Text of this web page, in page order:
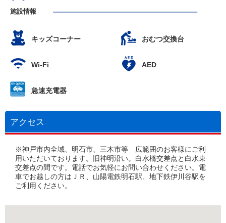
施設情報
キッズコーナー おむつ交換台
Wi-Fi AED
急速充電器
アクセス
※神戸市内全域、明石市、三木市等 広範囲のお客様にご利
用いただいております。旧神明沿い。白水橋交差点と白水東
交差点の間です。電話でお気軽にお問い合わせください。電
車でお越しの方はＪＲ、山陽電鉄明石駅、地下鉄伊川谷駅を
ご利用ください。